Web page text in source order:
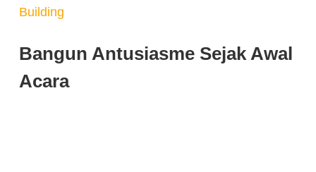
Building
Bangun Antusiasme Sejak Awal
Acara